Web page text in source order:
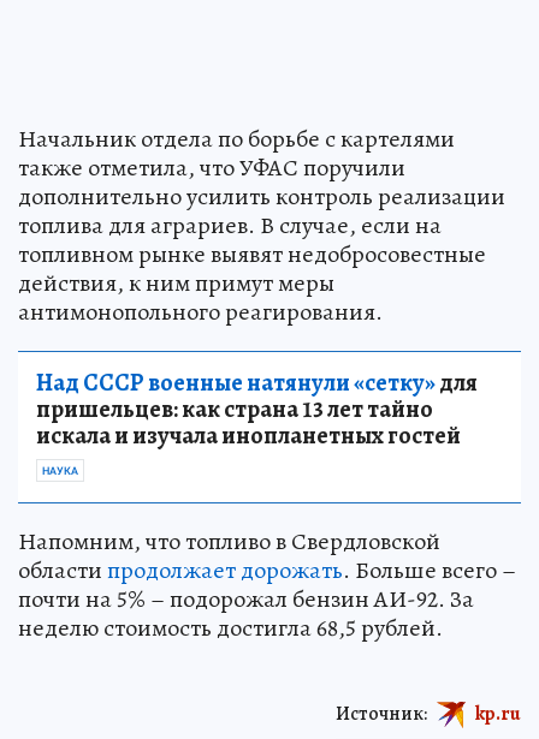
Начальник отдела по борьбе с картелями
также отметила, что УФАС поручили
дополнительно усилить контроль реализации
топлива для аграриев. В случае, если на
топливном рынке выявят недобросовестные
действия, к ним примут меры
антимонопольного реагирования.
Над СССР военные натянули «сетку»для
пришельцев: как страна 13 лет тайно
искала и изучала инопланетных гостей
НАУКА
Напомним, что топливо в Свердловской
областипродолжает дорожать. Больше всего –
почти на 5% – подорожал бензин АИ-92. За
неделю стоимость достигла 68,5 рублей.
Источник: kp.ru